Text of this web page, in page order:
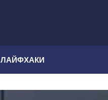
ЛАЙФХАКИ